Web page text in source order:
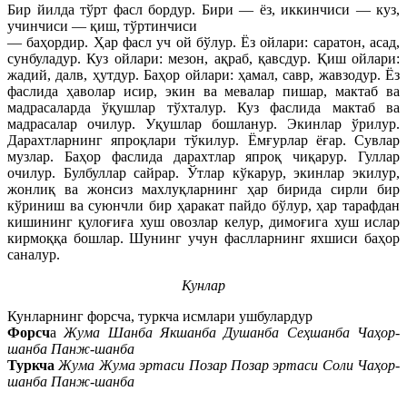
Бир йилда тўрт фасл бордур. Бири — ёз, иккинчиси — куз,
учинчиси — қиш, тўртинчиси
— баҳордир. Ҳар фасл уч ой бўлур. Ёз ойлари: саратон, асад,
сунбуладур. Куз ойлари: мезон, ақраб, қавсдур. Қиш ойлари:
жадий, далв, ҳутдур. Баҳор ойлари: ҳамал, савр, жавзодур. Ёз
фаслида ҳаволар исир, экин ва мевалар пишар, мактаб ва
мадрасаларда ўқушлар тўхталур. Куз фаслида мактаб ва
мадрасалар очилур. Уқушлар бошланур. Экинлар ўрилур.
Дарахтларнинг япроқлари тўкилур. Ёмғурлар ёғар. Сувлар
музлар. Баҳор фаслида дарахтлар япроқ чиқарур. Гуллар
очилур. Булбуллар сайрар. Ўтлар кўкарур, экинлар экилур,
жонлиқ ва жонсиз махлуқларнинг ҳар бирида сирли бир
кўриниш ва суюнчли бир ҳаракат пайдо бўлур, ҳар тарафдан
кишининг қулоғиға хуш овозлар келур, димоғига хуш ислар
кирмоққа бошлар. Шунинг учун фаслларнинг яхшиси баҳор
саналур.
Кунлар
Кунларнинг форсча, туркча исмлари ушбулардур
Форсча Жума Шанба Якшанба Душанба Сеҳшанба Чаҳор-
шанба Панж-шанба
Туркча Жума Жума эртаси Позар Позар эртаси Соли Чаҳор-
шанба Панж-шанба